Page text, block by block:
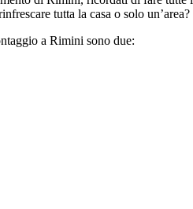
tutta la casa o solo
a Rimini sono due: